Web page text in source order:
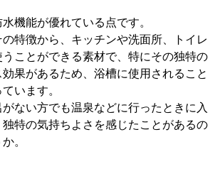
機能が優れている点です。
特徴から、キッチンや洗面所、トイレ
ことができる素材で、特にその独特の
果があるため、浴槽に使用されること
います。
ない方でも温泉などに行ったときに入
特の気持ちよさを感じたことがあるの
。